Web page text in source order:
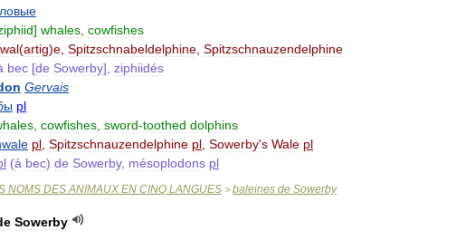
] whales cowfishes
(artig)e Spitzschnabeldelphine Spitzschnauzendelphine
bec [de Sowerby], ziphiidés
Gervais
pl
cowfishes sword-toothed dolphins
pl Spitzschnauzendelphine pl Sowerby's Wale pl
(à bec) de Sowerby, mésoplodons pl
NOMS DES ANIMAUX EN CINQ LANGUES > baleines de Sowerby
Sowerby